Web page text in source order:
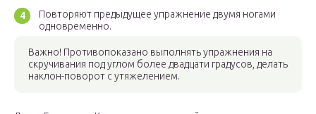
Повторяют предыдущее упражнение двумя ногами
одновременно.
Важно! Противопоказано выполнять упражнения на
скручивания под углом более двадцати градусов, делать
наклон-поворот с утяжелением.